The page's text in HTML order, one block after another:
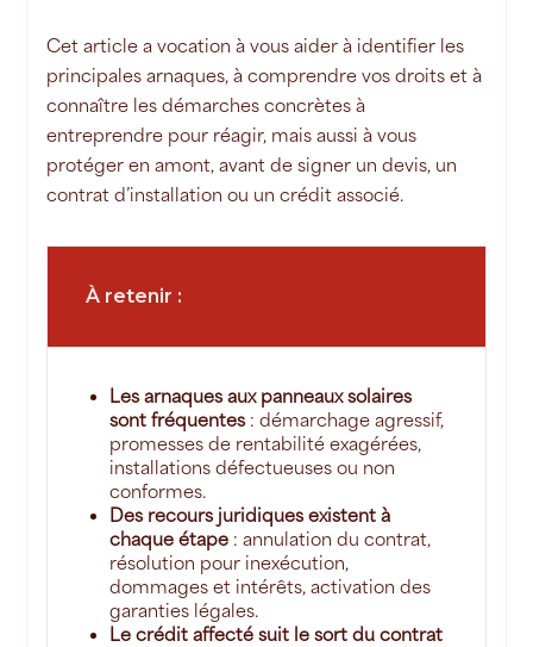
Cet article a vocation à vous aider à identifier les
principales arnaques, à comprendre vos droits et à
connaître les démarches concrètes à
entreprendre pour réagir, mais aussi à vous
protéger en amont, avant de signer un devis, un
contrat d’installation ou un crédit associé.
À retenir :
Les arnaques aux panneaux solaires
sont fréquentes : démarchage agressif,
promesses de rentabilité exagérées,
installations défectueuses ou non
conformes.
Des recours juridiques existent à
chaque étape : annulation du contrat,
résolution pour inexécution,
dommages et intérêts, activation des
garanties légales.
Le crédit affecté suit le sort du contrat